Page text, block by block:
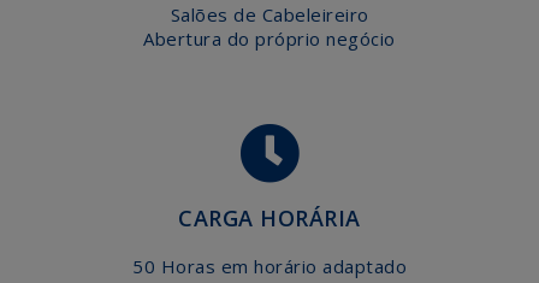
Salões de Cabeleireiro
Abertura do próprio negócio
CARGA HORÁRIA
50 Horas em horário adaptado